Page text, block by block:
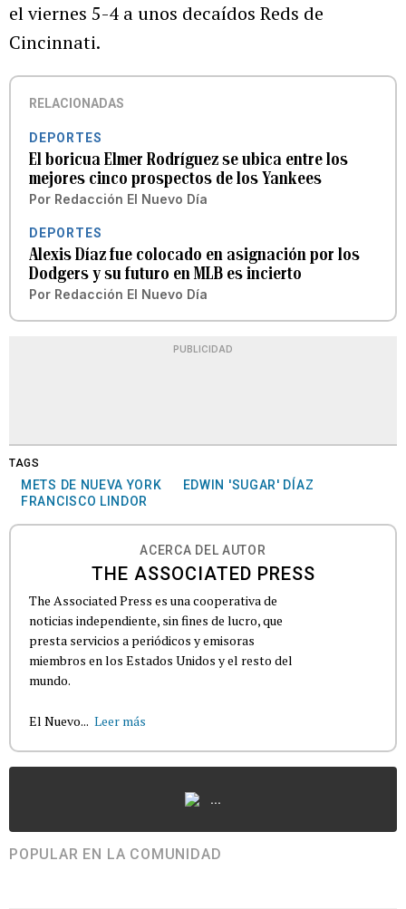
el viernes 5-4 a unos decaídos Reds de
Cincinnati.
RELACIONADAS
DEPORTES
El boricua Elmer Rodríguez se ubica entre los
mejores cinco prospectos de los Yankees
Por Redacción El Nuevo Día
DEPORTES
Alexis Díaz fue colocado en asignación por los
Dodgers y su futuro en MLB es incierto
Por Redacción El Nuevo Día
PUBLICIDAD
TAGS
METS DE NUEVA YORK
EDWIN 'SUGAR' DÍAZ
FRANCISCO LINDOR
ACERCA DEL AUTOR
THE ASSOCIATED PRESS
The Associated Press es una cooperativa de
noticias independiente, sin fines de lucro, que
presta servicios a periódicos y emisoras
miembros en los Estados Unidos y el resto del
mundo.
El Nuevo... Leer más
...
POPULAR EN LA COMUNIDAD